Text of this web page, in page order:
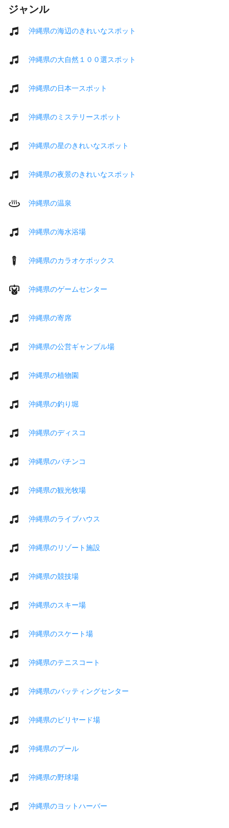
ジャンル
沖縄県の海辺のきれいなスポット
沖縄県の大自然１００選スポット
沖縄県の日本一スポット
沖縄県のミステリースポット
沖縄県の星のきれいなスポット
沖縄県の夜景のきれいなスポット
沖縄県の温泉
沖縄県の海水浴場
沖縄県のカラオケボックス
沖縄県のゲームセンター
沖縄県の寄席
沖縄県の公営ギャンブル場
沖縄県の植物園
沖縄県の釣り堀
沖縄県のディスコ
沖縄県のパチンコ
沖縄県の観光牧場
沖縄県のライブハウス
沖縄県のリゾート施設
沖縄県の競技場
沖縄県のスキー場
沖縄県のスケート場
沖縄県のテニスコート
沖縄県のバッティングセンター
沖縄県のビリヤード場
沖縄県のプール
沖縄県の野球場
沖縄県のヨットハーバー